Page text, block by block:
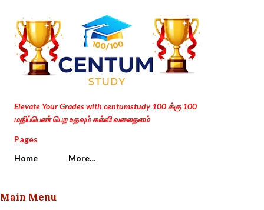
Skip to main content
Elevate Your Grades with centumstudy 100 க்கு 100
மதிப்பெண் பெற உதவும் கல்வி வலைதளம்
Pages
Home
More…
Main Menu